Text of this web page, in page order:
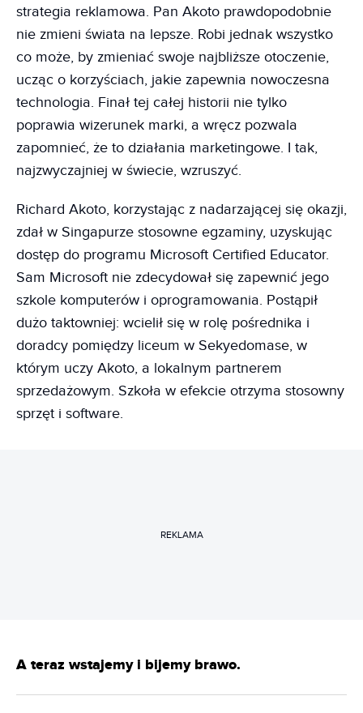
strategia reklamowa. Pan Akoto prawdopodobnie
nie zmieni świata na lepsze. Robi jednak wszystko
co może, by zmieniać swoje najbliższe otoczenie,
ucząc o korzyściach, jakie zapewnia nowoczesna
technologia. Finał tej całej historii nie tylko
poprawia wizerunek marki, a wręcz pozwala
zapomnieć, że to działania marketingowe. I tak,
najzwyczajniej w świecie, wzruszyć.
Richard Akoto, korzystając z nadarzającej się okazji,
zdał w Singapurze stosowne egzaminy, uzyskując
dostęp do programu Microsoft Certified Educator.
Sam Microsoft nie zdecydował się zapewnić jego
szkole komputerów i oprogramowania. Postąpił
dużo taktowniej: wcielił się w rolę pośrednika i
doradcy pomiędzy liceum w Sekyedomase, w
którym uczy Akoto, a lokalnym partnerem
sprzedażowym. Szkoła w efekcie otrzyma stosowny
sprzęt i software.
REKLAMA
A teraz wstajemy i bijemy brawo.